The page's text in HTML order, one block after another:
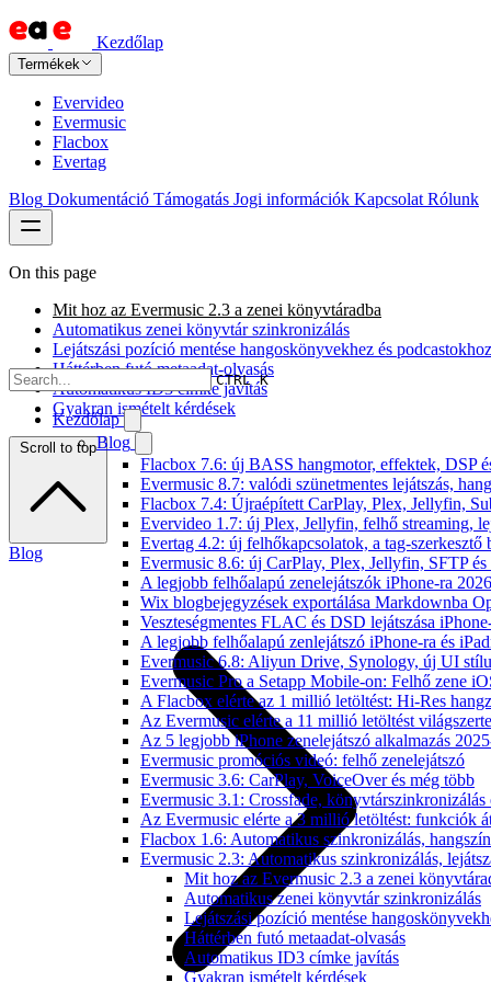
Kezdőlap
Termékek
Evervideo
Evermusic
Flacbox
Evertag
Blog Dokumentáció Támogatás Jogi információk Kapcsolat Rólunk
CTRL K
Kezdőlap
Blog
Flacbox 7.6: új BASS hangmotor, effektek, DSP
Evermusic 8.7: valódi szünetmentes lejátszás,
Flacbox 7.4: Újraépített CarPlay, Plex, Jellyfin,
Evervideo 1.7: új Plex, Jellyfin, felhő streaming,
Evertag 4.2: új felhőkapcsolatok, a tag-szerkesztő
Evermusic 8.6: új CarPlay, Plex, Jellyfin, SFTP
A legjobb felhőalapú zenelejátszók iPhone-ra
Wix blogbejegyzések exportálása Markdownba
Veszteségmentes FLAC és DSD lejátszása
A legjobb felhőalapú zenlejátszó iPhone-ra és
Evermusic 6.8: Aliyun Drive, Synology, új UI
Evermusic Pro a Setapp Mobile-on: Felhő zene
A Flacbox elérte az 1 millió letöltést: Hi-Res
Az Evermusic elérte a 11 millió letöltést világszerte
Az 5 legjobb iPhone zenelejátszó alkalmazás
Evermusic promóciós videó: felhő zenelejátszó
Evermusic 3.6: CarPlay, VoiceOver és még több
Evermusic 3.1: Crossfade, könyvtárszinkronizálás
Az Evermusic elérte a 3 millió letöltést: funkciók
Flacbox 1.6: Automatikus szinkronizálás,
Evermusic 2.3: Automatikus szinkronizálás,
Mit hoz az Evermusic 2.3 a zenei
Automatikus zenei könyvtár szinkronizálás
Lejátszási pozíció mentése
Háttérben futó metaadat-olvasás
Automatikus ID3 címke javítás
Gyakran ismételt kérdések
On this page
Mit hoz az Evermusic 2.3 a zenei könyvtáradba
Automatikus zenei könyvtár szinkronizálás
Lejátszási pozíció mentése hangoskönyvekhez és podcastokhoz
Háttérben futó metaadat-olvasás
Automatikus ID3 címke javítás
Gyakran ismételt kérdések
Scroll to top
Blog